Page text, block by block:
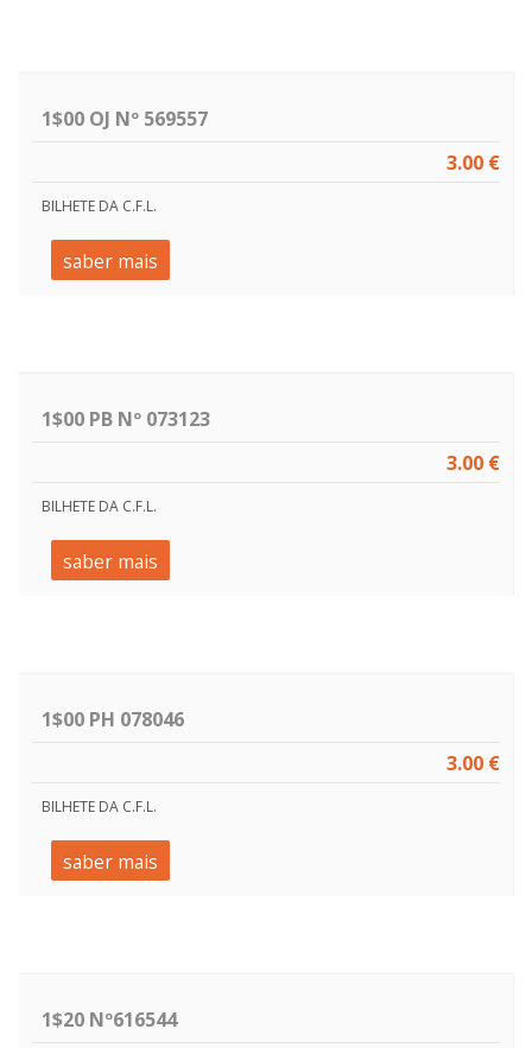
1$00 OJ Nº 569557
3.00 €
BILHETE DA C.F.L.
saber mais
1$00 PB Nº 073123
3.00 €
BILHETE DA C.F.L.
saber mais
1$00 PH 078046
3.00 €
BILHETE DA C.F.L.
saber mais
1$20 Nº616544